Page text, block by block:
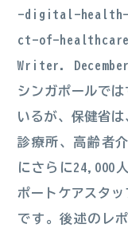
-digital-health-
ct-of-
Writer.
シンガポールで
いるが、保健省は
診療所、高齢者
にさらに24,000
ポートケアスタ
です。後述のレ